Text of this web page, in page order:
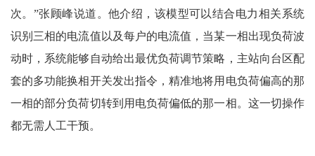
次。”张顾峰说道。他介绍，该模型可以结合电力相关系统
识别三相的电流值以及每户的电流值，当某一相出现负荷波
动时，系统能够自动给出最优负荷调节策略，主站向台区配
套的多功能换相开关发出指令，精准地将用电负荷偏高的那
一相的部分负荷切转到用电负荷偏低的那一相。这一切操作
都无需人工干预。